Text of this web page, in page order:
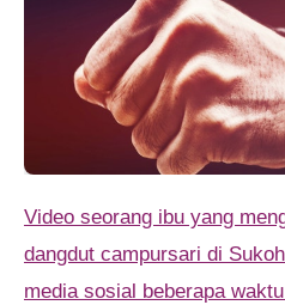
Video seorang ibu yang menghentikan pagelaran
dangdut campursari di
media sosial beberapa